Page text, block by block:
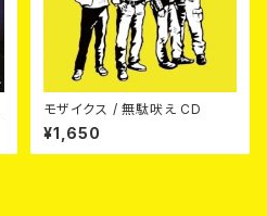
モザイクス / 無駄吠え CD
¥1,650